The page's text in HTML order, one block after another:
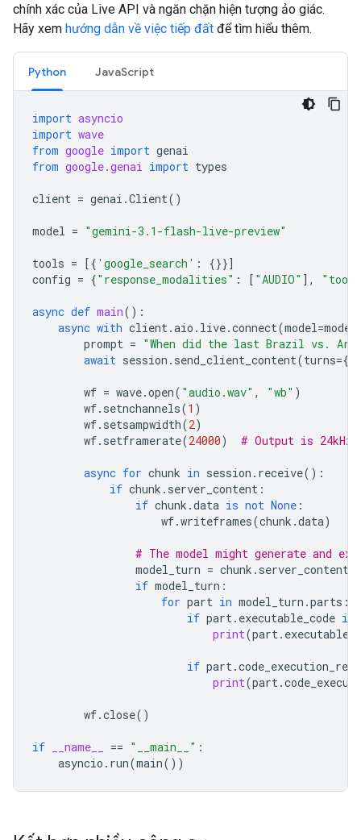
chính xác của Live API và ngăn chặn hiện tượng ảo giác.
Hãy xem hướng dẫn về việc tiếp đất để tìm hiểu thêm.
Python JavaScript
import asyncio
import wave
from google import genai
from google.genai import types
client = genai .Client()
model = "gemini-3.1-flash-live-preview"
tools = [{ 'google_search' :
{}}]
config = {"response_modalities" : [ "AUDIO" ],
async def main():
async with client.aio . live.connect(model=model
prompt = "When did the last Brazil vs.
await session . send_client_content(turns={
wf = wave.open( "audio.wav" , "wb" )
wf. setnchannels(1 )
wf. setsampwidth(2)
wf. setframerate(24000) # Output is 24kHz
async for chunk in session . receive():
if chunk . server_content :
if chunk .data is not None :
wf.writeframes(chunk .data)
# The model might generate and
model_turn = chunk . server_content
if model_turn :
for part in model_turn .parts :
if part. executable_code is
print(part.
if part.
print(part.
wf.close()
if __name__ == "__main__" :
asyncio . run(main())